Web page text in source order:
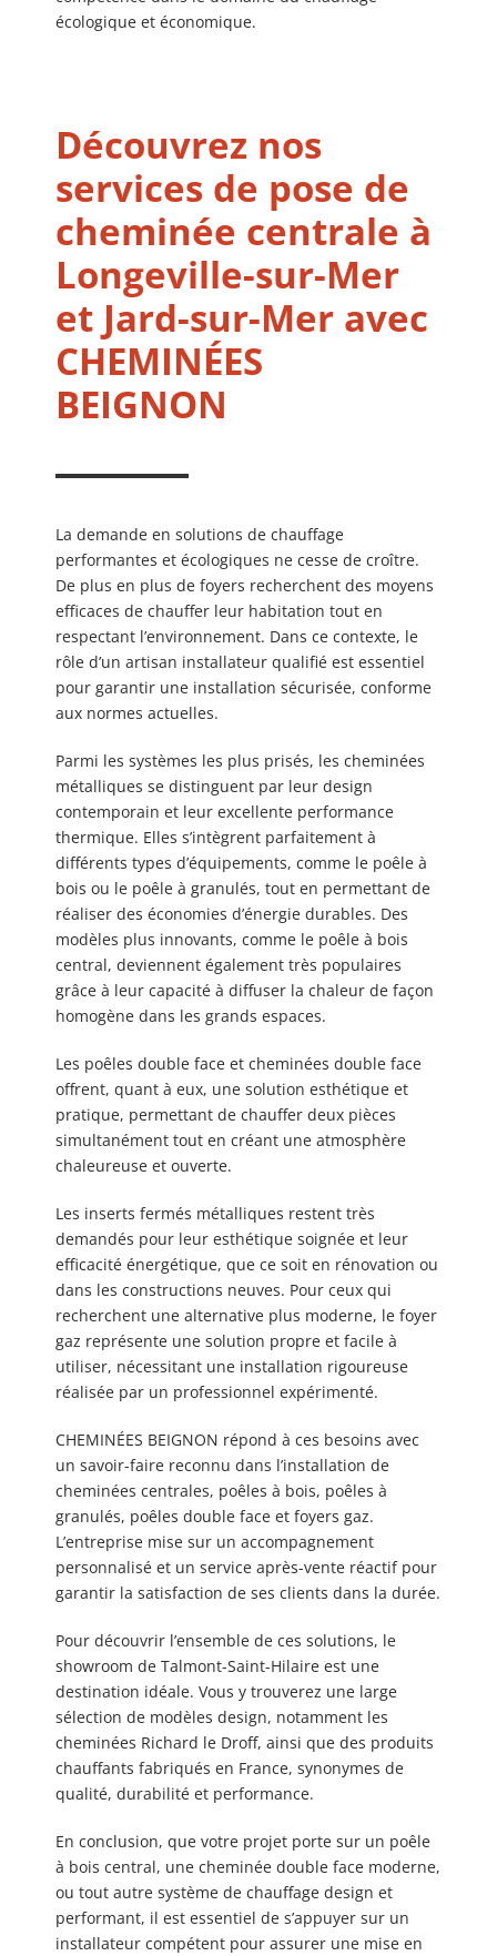
écologique et économique.
Découvrez nos
services de pose de
cheminée centrale à
Longeville-sur-Mer
et Jard-sur-Mer avec
CHEMINÉES
BEIGNON
La demande en solutions de chauffage
performantes et écologiques ne cesse de croître.
De plus en plus de foyers recherchent des moyens
efficaces de chauffer leur habitation tout en
respectant l’environnement. Dans ce contexte, le
rôle d’un artisan installateur qualifié est essentiel
pour garantir une installation sécurisée, conforme
aux normes actuelles.
Parmi les systèmes les plus prisés, les cheminées
métalliques se distinguent par leur design
contemporain et leur excellente performance
thermique. Elles s’intègrent parfaitement à
différents types d’équipements, comme le poêle à
bois ou le poêle à granulés, tout en permettant de
réaliser des économies d’énergie durables. Des
modèles plus innovants, comme le poêle à bois
central, deviennent également très populaires
grâce à leur capacité à diffuser la chaleur de façon
homogène dans les grands espaces.
Les poêles double face et cheminées double face
offrent, quant à eux, une solution esthétique et
pratique, permettant de chauffer deux pièces
simultanément tout en créant une atmosphère
chaleureuse et ouverte.
Les inserts fermés métalliques restent très
demandés pour leur esthétique soignée et leur
efficacité énergétique, que ce soit en rénovation ou
dans les constructions neuves. Pour ceux qui
recherchent une alternative plus moderne, le foyer
gaz représente une solution propre et facile à
utiliser, nécessitant une installation rigoureuse
réalisée par un professionnel expérimenté.
CHEMINÉES BEIGNON répond à ces besoins avec
un savoir-faire reconnu dans l’installation de
cheminées centrales, poêles à bois, poêles à
granulés, poêles double face et foyers gaz.
L’entreprise mise sur un accompagnement
personnalisé et un service après-vente réactif pour
garantir la satisfaction de ses clients dans la durée.
Pour découvrir l’ensemble de ces solutions, le
showroom de Talmont-Saint-Hilaire est une
destination idéale. Vous y trouverez une large
sélection de modèles design, notamment les
cheminées Richard le Droff, ainsi que des produits
chauffants fabriqués en France, synonymes de
qualité, durabilité et performance.
En conclusion, que votre projet porte sur un poêle
à bois central, une cheminée double face moderne,
ou tout autre système de chauffage design et
performant, il est essentiel de s’appuyer sur un
installateur compétent pour assurer une mise en